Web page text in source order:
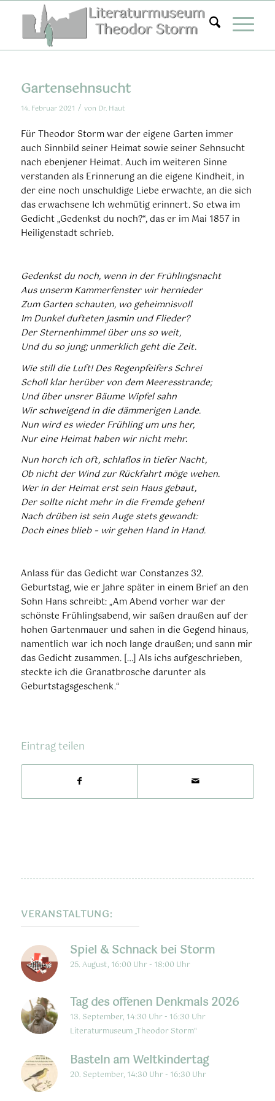
springen
Gartensehnsucht
14. Februar 2021 / von Dr. Haut
Für Theodor Storm war der eigene Garten immer
auch Sinnbild seiner Heimat sowie seiner Sehnsucht
nach ebenjener Heimat. Auch im weiteren Sinne
verstanden als Erinnerung an die eigene Kindheit, in
der eine noch unschuldige Liebe erwachte, an die sich
das erwachsene Ich wehmütig erinnert. So etwa im
Gedicht „Gedenkst du noch?“, das er im Mai 1857 in
Heiligenstadt schrieb.
Gedenkst du noch, wenn in der Frühlingsnacht
Aus unserm Kammerfenster wir hernieder
Zum Garten schauten, wo geheimnisvoll
Im Dunkel dufteten Jasmin und Flieder?
Der Sternenhimmel über uns so weit,
Und du so jung; unmerklich geht die Zeit.
Wie still die Luft! Des Regenpfeifers Schrei
Scholl klar herüber von dem Meeresstrande;
Und über unsrer Bäume Wipfel sahn
Wir schweigend in die dämmerigen Lande.
Nun wird es wieder Frühling um uns her,
Nur eine Heimat haben wir nicht mehr.
Nun horch ich oft, schlaflos in tiefer Nacht,
Ob nicht der Wind zur Rückfahrt möge wehen.
Wer in der Heimat erst sein Haus gebaut,
Der sollte nicht mehr in die Fremde gehen!
Nach drüben ist sein Auge stets gewandt:
Doch eines blieb – wir gehen Hand in Hand.
Anlass für das Gedicht war Constanzes 32.
Geburtstag, wie er Jahre später in einem Brief an den
Sohn Hans schreibt: „Am Abend vorher war der
schönste Frühlingsabend, wir saßen draußen auf der
hohen Gartenmauer und sahen in die Gegend hinaus,
namentlich war ich noch lange draußen; und sann mir
das Gedicht zusammen. […] Als ichs aufgeschrieben,
steckte ich die Granatbrosche darunter als
Geburtstagsgeschenk.“
Eintrag teilen
VERANSTALTUNG:
Spiel & Schnack bei Storm
25. August, 16:00 Uhr - 18:00 Uhr
Tag des offenen Denkmals 2026
13. September, 14:30 Uhr - 16:30 Uhr
Literaturmuseum „Theodor Storm“
Basteln am Weltkindertag
20. September, 14:30 Uhr - 16:30 Uhr